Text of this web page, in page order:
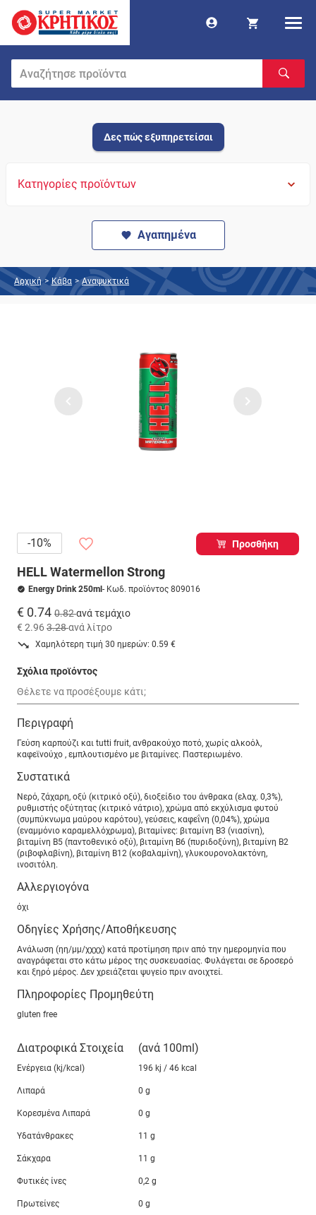
Δες πώς εξυπηρετείσαι
Κατηγορίες προϊόντων
Αγαπημένα
Αρχική > Κάβα > Αναψυκτικά
-10% Προσθήκη
HELL Watermellon Strong
Energy Drink 250ml - Κωδ. προϊόντος 809016
€ 0.74 0.82ανά τεμάχιο
€ 2.96 3.28ανά λίτρο
Χαμηλότερη τιμή 30 ημερών: 0.59 €
Σχόλια προϊόντος
Περιγραφή
Γεύση καρπούζι και tutti fruit, ανθρακούχο ποτό, χωρίς αλκοόλ,
καφεϊνούχο , εμπλουτισμένο με βιταμίνες. Παστεριωμένο.
Συστατικά
Νερό, ζάχαρη, oξύ (κιτρικό οξύ), διοξείδιο του άνθρακα (ελαχ. 0,3%),
ρυθμιστής οξύτητας (κιτρικό νάτριο), χρώμα από εκχύλισμα φυτού
(συμπύκνωμα μαύρου καρότου), γεύσεις, καφεΐνη (0,04%), χρώμα
(εναμμόνιο καραμελλόχρωμα), βιταμίνες: βιταμίνη Β3 (νιασίνη),
βιταμίνη Β5 (παντοθενικό οξύ), βιταμίνη Β6 (πυριδοξύνη), βιταμίνη Β2
(ριβοφλαβίνη), βιταμίνη Β12 (κοβαλαμίνη), γλυκουρονολακτόνη,
ινοσιτόλη.
Αλλεργιογόνα
όχι
Οδηγίες Χρήσης/Αποθήκευσης
Ανάλωση (ηη/μμ/χχχχ) κατά προτίμηση πριν από την ημερομηνία που
αναγράφεται στο κάτω μέρος της συσκευασίας. Φυλάγεται σε δροσερό
και ξηρό μέρος. Δεν χρειάζεται ψυγείο πριν ανοιχτεί.
Πληροφορίες Προμηθεύτη
gluten free
Διατροφικά Στοιχεία (ανά 100ml)
Ενέργεια (kj/kcal) 196 kj / 46 kcal
Λιπαρά 0 g
Κορεσμένα Λιπαρά 0 g
Υδατάνθρακες 11 g
Σάκχαρα 11 g
Φυτικές ίνες 0,2 g
Πρωτείνες 0 g